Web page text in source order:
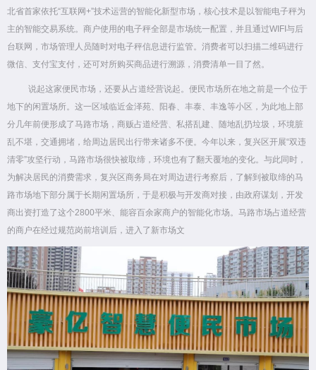
北省首家依托“互联网+”技术运营的智能化新型市场，核心技术是以智能电子秤为
主的智能交易系统。商户使用的电子秤全部是市场统一配置，并且通过WIFI与后
台联网，市场管理人员随时对电子秤信息进行监管。消费者可以扫描二维码进行
微信、支付宝支付，还可对所购买商品进行溯源，消费清单一目了然。
说起这家便民市场，还要从占道经营说起。便民市场所在地之前是一个位于
地下的闲置场所。这一区域临近金泽苑、阳春、丰泰、丰逸等小区，为此地上部
分几年前便形成了马路市场，商贩占道经营、私搭乱建、随地乱扔垃圾，环境脏
乱不堪，交通拥堵，给周边居民出行带来诸多不便。今年以来，复兴区开展“双违
清零”攻坚行动，马路市场很快被取缔，环境也有了翻天覆地的变化。与此同时，
为解决居民的消费需求，复兴区商务局在对周边进行考察后，了解到被取缔的马
路市场地下部分属于长期闲置场所，于是积极与开发商对接，由政府谋划，开发
商出资打造了这个2800平米、能容百余家商户的智能化市场。马路市场占道经营
的商户在经过规范岗前培训后，进入了新市场文